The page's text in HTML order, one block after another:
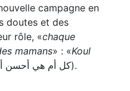
campagne en
doutes et des
rôle, «chaque
mamans» : «Koul
» (كل أم هي أحسن أم).